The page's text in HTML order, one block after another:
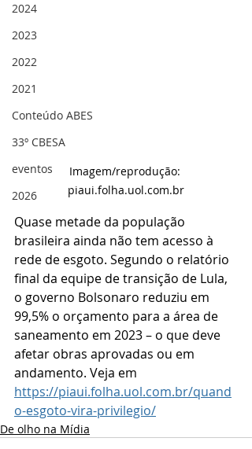
2024
2023
2022
2021
Conteúdo ABES
33º CBESA
eventos
2026
Imagem/reprodução:
piaui.folha.uol.com.br
Quase metade da população
brasileira ainda não tem acesso à
rede de esgoto. Segundo o relatório
final da equipe de transição de Lula,
o governo Bolsonaro reduziu em
99,5% o orçamento para a área de
saneamento em 2023 – o que deve
afetar obras aprovadas ou em
andamento. Veja em
https://piaui.folha.uol.com.br/quand
o-esgoto-vira-privilegio/
De olho na Mídia